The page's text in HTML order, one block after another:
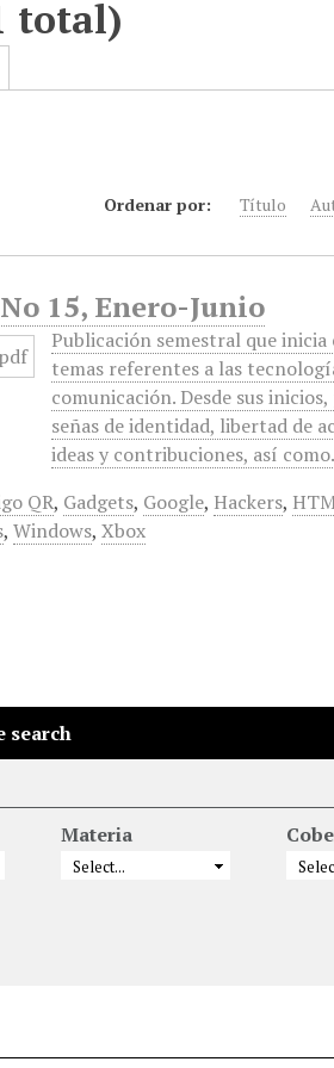
total)
Ordenar por: Título
15, Enero-Junio
Publicación semestral que inicia
temas referentes a las
comunicación. Desde sus
señas de identidad, libertad de
ideas y contribuciones, así
QR, Gadgets, Google, Hackers,
,Windows,Xbox
search
Materia